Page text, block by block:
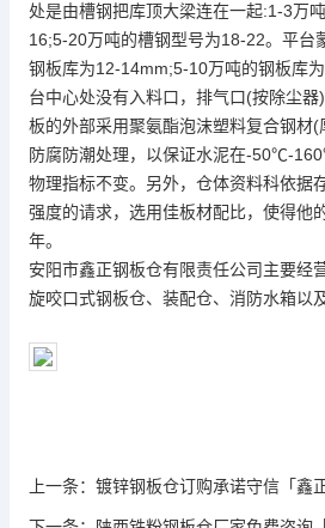
处是由槽钢把库顶大梁连在一起:1-3万
16;5-20万吨的槽钢型号为18-22。平台
钢板库为12-14mm;5-10万吨的钢板库
台中心处没有入料口，排气口(按除尘
板的外部采用聚氨酯泡沫塑料复合钢材
防腐防潮处理，以保证水泥在-50℃-
物理指标不变。另外，仓体资料科依据
强度的请求，选用佳板材配比，使得他
年。
安阳市鑫正钢板仓有限责任公司主要经
旋咬口式钢板仓、装配仓、消防水箱以
上一条： 镀锌钢板仓订购承诺守信「鑫